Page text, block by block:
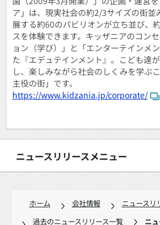
ア」は、現実社会の約2/3サイズの街並
展する約60のパビリオンが立ち並び、
スを体験できます。キッザニアのコン
ョン（学び）」と「エンターテインメ
た『エデュテインメント』。こども達
し、楽しみながら社会のしくみを学ぶ
主役の街」です。
https://www.kidzania.jp/corporate/
ニュースリリースメニュー
ホーム 会社情報
ニュースリ
過去のニュースリリース一覧
ニ